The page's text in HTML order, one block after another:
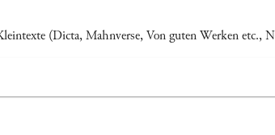
(Dicta, Mahnverse, Von guten Werken etc.,